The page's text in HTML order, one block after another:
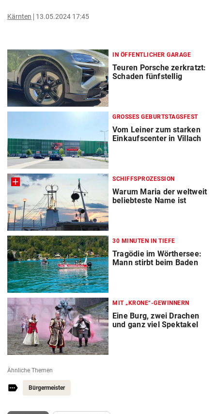
Kärnten 13.05.2024 17:45
IN ÖFFENTLICHER GARAGE
Teuren Porsche zerkratzt:
Schaden fünfstellig
GROSSES GEBURTSTAGSFEST
Vom Leiner zum starken
Einkaufscenter in Villach
SCHIFFSPROZESSION
Warum Maria der weltweit
beliebteste Name ist
30 MINUTEN IN TIEFE
Tragödie im Wörthersee:
Mann stirbt beim Baden
MIT „KRONE“-GEWINNERN
Eine Burg, zwei Drachen
und ganz viel Spektakel
Ähnliche Themen
Bürgermeister